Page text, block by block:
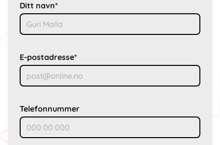
Ditt navn*
E-postadresse*
Telefonnummer